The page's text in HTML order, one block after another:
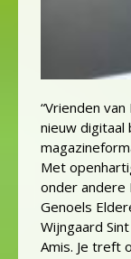
“Vrienden
nieuw digitaal
Met
onder andere
Genoels
Wijngaard
Amis. Je treft